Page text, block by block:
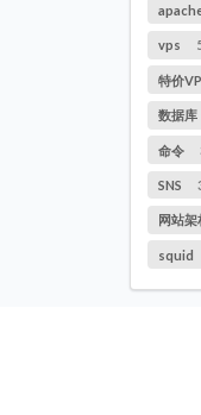
vps
特价
数据库
命令
SNS
网站
squid